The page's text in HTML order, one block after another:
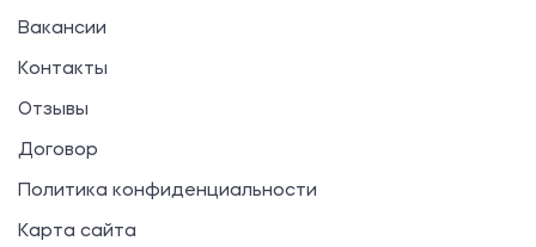
Вакансии
Контакты
Отзывы
Договор
Политика конфиденциальности
Карта сайта